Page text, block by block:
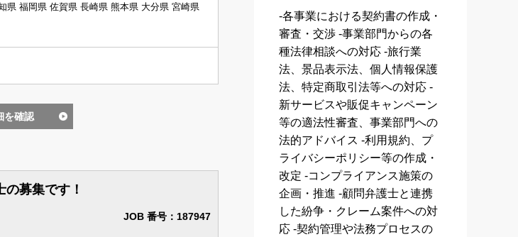
県 福岡県 佐賀県 長崎県 熊本県 大分県 宮崎県
を確認
募集です！
JOB 番号：187947
‐各事業における契約書の作成・
審査・交渉 ‐事業部門からの各
種法律相談への対応 ‐旅行業
法、景品表示法、個人情報保護
法、特定商取引法等への対応 ‐
新サービスや販促キャンペーン
等の適法性審査、事業部門への
法的アドバイス ‐利用規約、プ
ライバシーポリシー等の作成・
改定 ‐コンプライアンス施策の
企画・推進 ‐顧問弁護士と連携
した紛争・クレーム案件への対
応 ‐契約管理や法務プロセスの